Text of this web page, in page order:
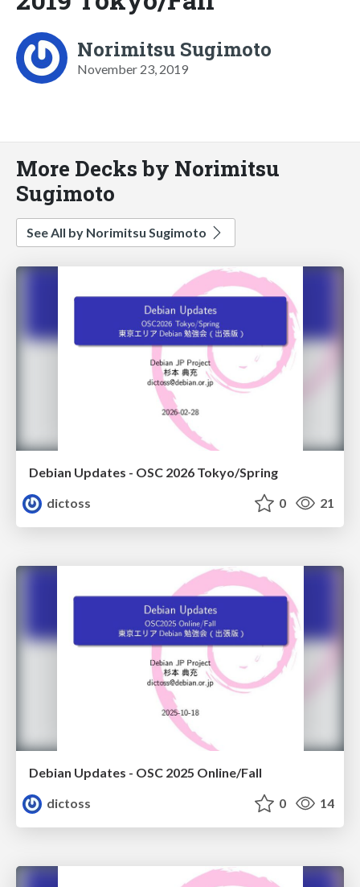
Norimitsu Sugimoto
November 23, 2019
More Decks by Norimitsu
Sugimoto
See All by Norimitsu Sugimoto
Debian Updates - OSC 2026 Tokyo/Spring
dictoss
0 21
Debian Updates - OSC 2025 Online/Fall
dictoss
0 14